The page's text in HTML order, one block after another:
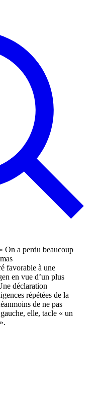
favorable à une
en vue d’un plus
déclaration
répétées de la
de ne pas
elle, tacle « un